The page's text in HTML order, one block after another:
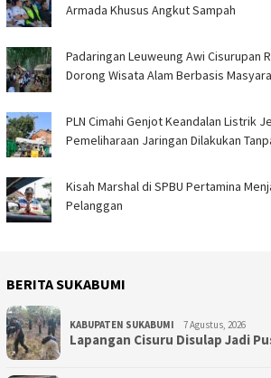
Armada Khusus Angkut Sampah
Padaringan Leuweung Awi Cisurupan
Dorong Wisata Alam Berbasis
PLN Cimahi Genjot Keandalan Listrik
Pemeliharaan Jaringan Dilakukan
Kisah Marshal di SPBU Pertamina
Pelanggan
BERITA SUKABUMI
KABUPATEN SUKABUMI 7 Agustus, 2026
Lapangan Cisuru Disulap Jadi